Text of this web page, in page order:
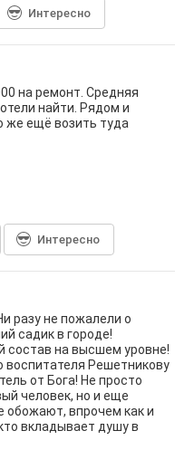
Интересно
на ремонт. Средняя
найти. Рядом и
же ещё возить туда
Интересно
разу не пожалели о
садик в городе!
состав на высшем уровне!
воспитателя Решетникову
от Бога! Не просто
человек, но и еще
обожают, впрочем как и
вкладывает душу в